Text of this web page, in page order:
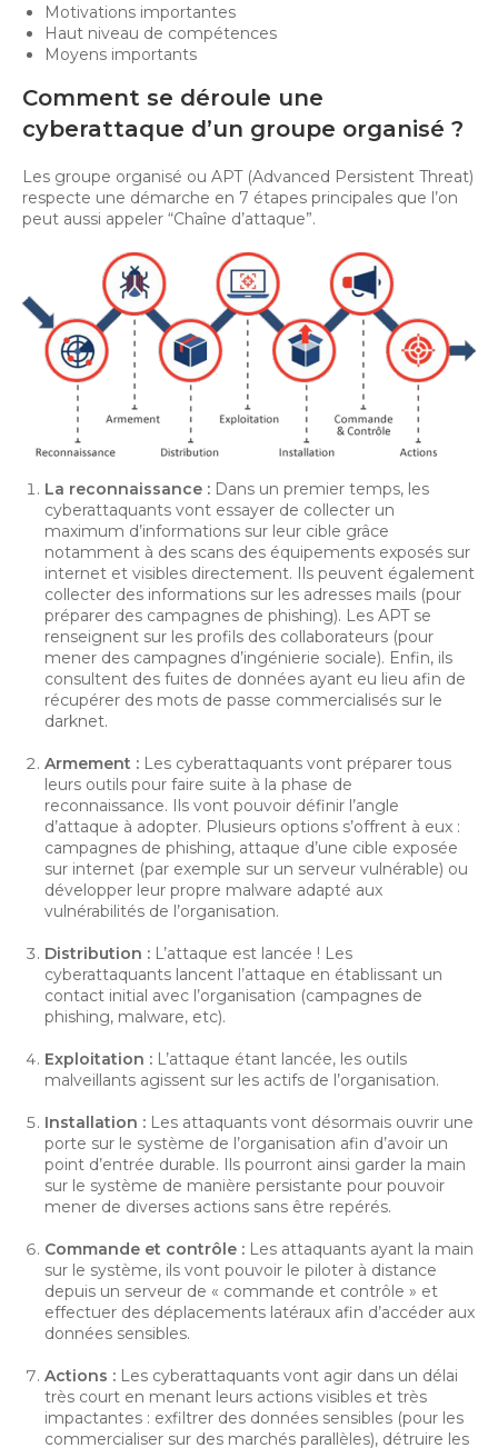
Motivations importantes
Haut niveau de compétences
Moyens importants
Comment se déroule une
cyberattaque d’un groupe organisé ?
Les groupe organisé ou APT (Advanced Persistent Threat)
respecte une démarche en 7 étapes principales que l’on
peut aussi appeler “Chaîne d’attaque”.
La reconnaissance : Dans un premier temps, les
cyberattaquants vont essayer de collecter un
maximum d’informations sur leur cible grâce
notamment à des scans des équipements exposés sur
internet et visibles directement. Ils peuvent également
collecter des informations sur les adresses mails (pour
préparer des campagnes de phishing). Les APT se
renseignent sur les profils des collaborateurs (pour
mener des campagnes d’ingénierie sociale). Enfin, ils
consultent des fuites de données ayant eu lieu afin de
récupérer des mots de passe commercialisés sur le
darknet.
Armement : Les cyberattaquants vont préparer tous
leurs outils pour faire suite à la phase de
reconnaissance. Ils vont pouvoir définir l’angle
d’attaque à adopter. Plusieurs options s’offrent à eux :
campagnes de phishing, attaque d’une cible exposée
sur internet (par exemple sur un serveur vulnérable) ou
développer leur propre malware adapté aux
vulnérabilités de l’organisation.
Distribution : L’attaque est lancée ! Les
cyberattaquants lancent l’attaque en établissant un
contact initial avec l’organisation (campagnes de
phishing, malware, etc).
Exploitation : L’attaque étant lancée, les outils
malveillants agissent sur les actifs de l’organisation.
Installation : Les attaquants vont désormais ouvrir une
porte sur le système de l’organisation afin d’avoir un
point d’entrée durable. Ils pourront ainsi garder la main
sur le système de manière persistante pour pouvoir
mener de diverses actions sans être repérés.
Commande et contrôle : Les attaquants ayant la main
sur le système, ils vont pouvoir le piloter à distance
depuis un serveur de « commande et contrôle » et
effectuer des déplacements latéraux afin d’accéder aux
données sensibles.
Actions : Les cyberattaquants vont agir dans un délai
très court en menant leurs actions visibles et très
impactantes : exfiltrer des données sensibles (pour les
commercialiser sur des marchés parallèles), détruire les